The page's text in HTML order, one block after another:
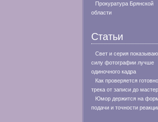
Прокуратура Брянской
области
Статьи
Свет и серия
силу фотографии лучше
одиночного кадра
Как проверяется
трека от записи до
Юмор держится на
подачи и точности